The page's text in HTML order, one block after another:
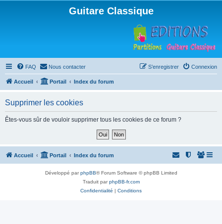
Guitare Classique
FAQ Nous contacter Connexion
S’enregistrer
Accueil Portail Index du forum
Supprimer les cookies
Êtes-vous sûr de vouloir supprimer tous les cookies de ce forum ?
Accueil Portail Index du forum
Développé parphpBB® Forum Software © phpBB Limited
Traduit parphpBB-fr.com
Confidentialité | Conditions